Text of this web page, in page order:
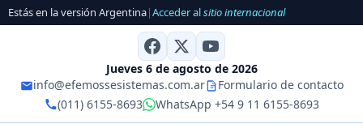
Estás en la versión Argentina|Acceder alsitio internacional
Jueves 6 de agosto de 2026
info@efemossesistemas.com.ar
Formulario de contacto
(011) 6155-8693
WhatsApp +54 9 11 6155-8693